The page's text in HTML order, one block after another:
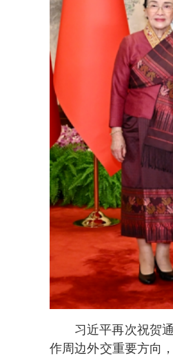
习近平再次祝贺
作周边外交重要方向